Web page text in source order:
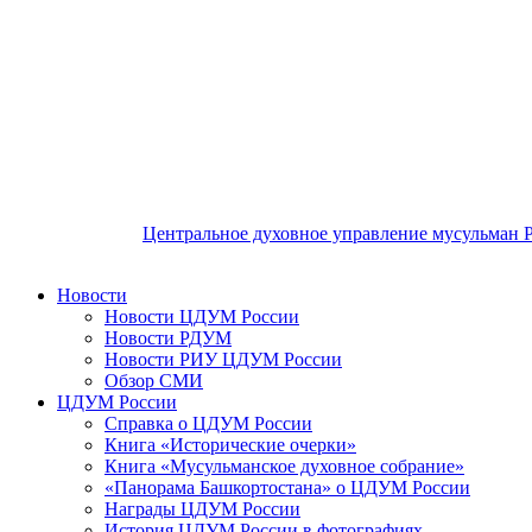
Центральное духовное управление мусульман
Новости
Новости ЦДУМ России
Новости РДУМ
Новости РИУ ЦДУМ России
Обзор СМИ
ЦДУМ России
Справка о ЦДУМ России
Книга «Исторические очерки»
Книга «Мусульманское духовное собрание»
«Панорама Башкортостана» о ЦДУМ России
Награды ЦДУМ России